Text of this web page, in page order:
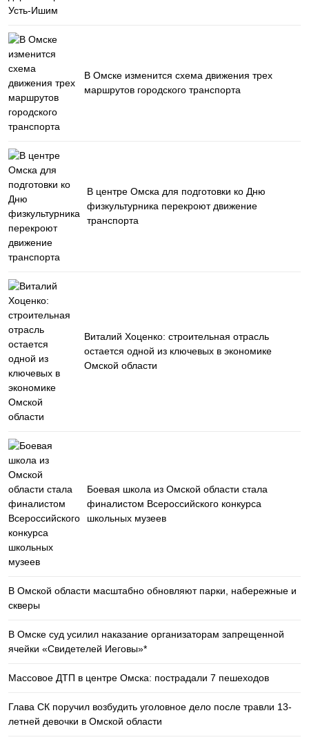
В Омске изменится схема движения трех
маршрутов городского транспорта
В центре Омска для подготовки ко Дню
физкультурника перекроют движение
транспорта
Виталий Хоценко: строительная отрасль
остается одной из ключевых в экономике
Омской области
Боевая школа из Омской области стала
финалистом Всероссийского конкурса
школьных музеев
В Омской области масштабно обновляют парки, набережные и
скверы
В Омске суд усилил наказание организаторам запрещенной
ячейки «Свидетелей Иеговы»*
Массовое ДТП в центре Омска: пострадали 7 пешеходов
Глава СК поручил возбудить уголовное дело после травли 13-
летней девочки в Омской области